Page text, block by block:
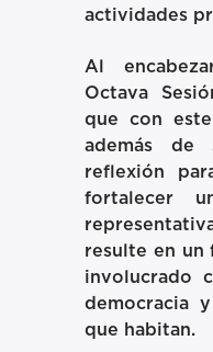
actividades
Al
Octava
que con
además de
reflexión
fortalecer
resulte en un
involucrado
democracia
que habitan.